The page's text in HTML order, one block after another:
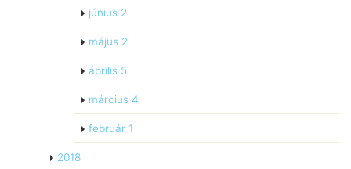
június 2
május 2
április 5
március 4
február 1
2018